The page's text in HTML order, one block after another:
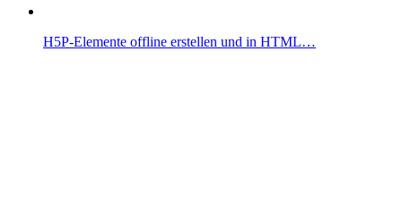
H5P-Elemente offline erstellen und in HTML…